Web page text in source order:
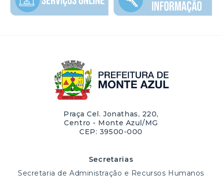
Praça Cel. Jonathas, 220,
Centro - Monte Azul/MG
CEP: 39500-000
Secretarias
Secretaria de Administração e Recursos Humanos